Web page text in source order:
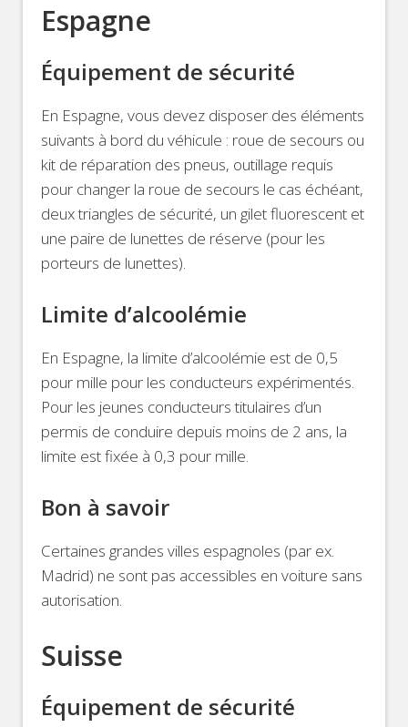
Espagne
Équipement de sécurité
En Espagne, vous devez disposer des éléments
suivants à bord du véhicule : roue de secours ou
kit de réparation des pneus, outillage requis
pour changer la roue de secours le cas échéant,
deux triangles de sécurité, un gilet fluorescent et
une paire de lunettes de réserve (pour les
porteurs de lunettes).
Limite d’alcoolémie
En Espagne, la limite d’alcoolémie est de 0,5
pour mille pour les conducteurs expérimentés.
Pour les jeunes conducteurs titulaires d’un
permis de conduire depuis moins de 2 ans, la
limite est fixée à 0,3 pour mille.
Bon à savoir
Certaines grandes villes espagnoles (par ex.
Madrid) ne sont pas accessibles en voiture sans
autorisation.
Suisse
Équipement de sécurité